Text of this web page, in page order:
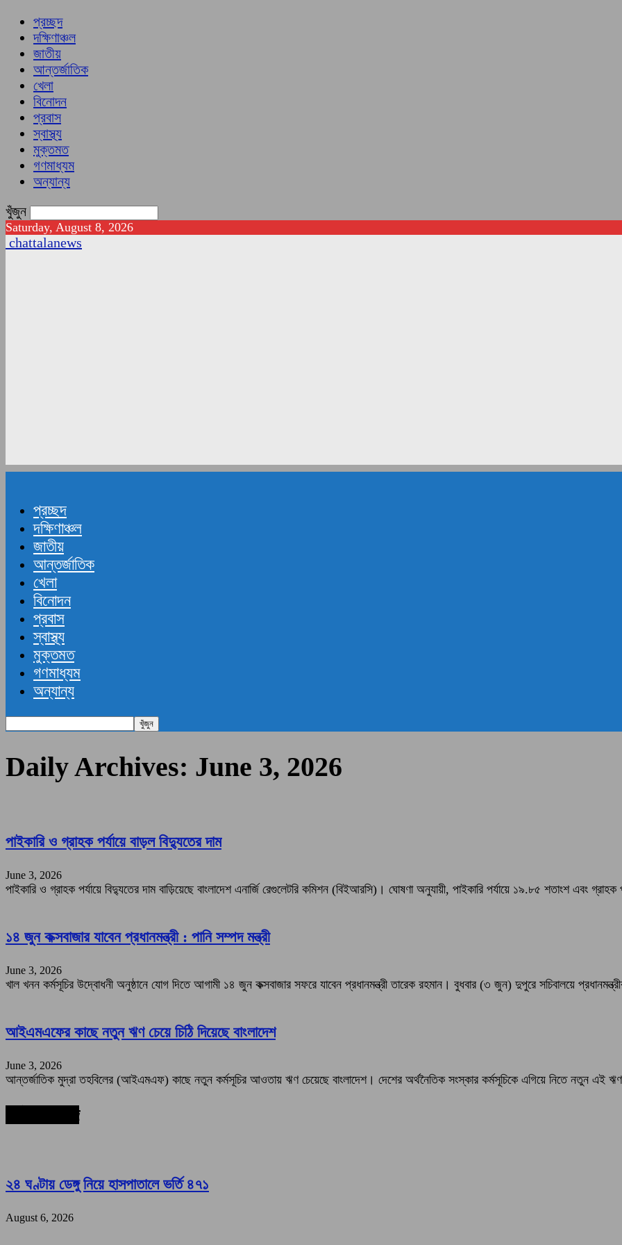
প্রচ্ছদ
দক্ষিণাঞ্চল
জাতীয়
আন্তর্জাতিক
খেলা
বিনোদন
প্রবাস
স্বাস্থ্য
মুক্তমত
গণমাধ্যম
অন্যান্য
খুঁজুন
Saturday, August 8, 2026
chattalanews
প্রচ্ছদ
দক্ষিণাঞ্চল
জাতীয়
আন্তর্জাতিক
খেলা
বিনোদন
প্রবাস
স্বাস্থ্য
মুক্তমত
গণমাধ্যম
অন্যান্য
Daily Archives: June 3, 2026
পাইকারি ও গ্রাহক পর্যায়ে বাড়ল বিদ্যুতের দাম
June 3, 2026
পাইকারি ও গ্রাহক পর্যায়ে বিদ্যুতের দাম বাড়িয়েছে বাংলাদেশ এনার্জি রেগুলেটরি কমিশন (বিইআরসি)। ঘোষণা অনুযায়ী, পাইকারি পর্যায়ে ১৯.৮৫ শতাংশ এবং
১৪ জুন কক্সবাজার যাবেন প্রধানমন্ত্রী : পানি সম্পদ মন্ত্রী
June 3, 2026
খাল খনন কর্মসূচির উদ্বোধনী অনুষ্ঠানে যোগ দিতে আগামী ১৪ জুন কক্সবাজার সফরে যাবেন প্রধানমন্ত্রী তারেক রহমান। বুধবার (৩ জুন) দুপুরে সচিবালয়ে
আইএমএফের কাছে নতুন ঋণ চেয়ে চিঠি দিয়েছে বাংলাদেশ
June 3, 2026
আন্তর্জাতিক মুদ্রা তহবিলের (আইএমএফ) কাছে নতুন কর্মসূচির আওতায় ঋণ চেয়েছে বাংলাদেশ। দেশের অর্থনৈতিক সংস্কার কর্মসূচিকে এগিয়ে নিতে নতুন এই
২৪ ঘণ্টায় ডেঙ্গু নিয়ে হাসপাতালে ভর্তি ৪৭১
August 6, 2026